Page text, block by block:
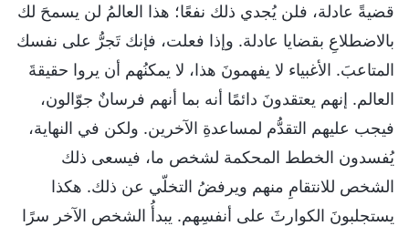
قضيةً عادلة، فلن يُجدي ذلك نفعًا؛ هذا العالمُ لن يسمحَ لك
بالاضطلاعِ بقضايا عادلة. وإذا فعلت، فإنك تَجرُّ على نفسك
المتاعبَ. الأغبياء لا يفهمونَ هذا، لا يمكنُهم أن يروا حقيقةَ
العالم. إنهم يعتقدونَ دائمًا أنه بما أنهم فرسانٌ جوّالون،
فيجب عليهم التقدُّم لمساعدةِ الآخرين. ولكن في النهاية،
يُفسدون الخطط المحكمة لشخص ما، فيسعى ذلك
الشخص للانتقامِ منهم ويرفضُ التخلّي عن ذلك. هكذا
يستجلبونَ الكوارثَ على أنفسِهم. يبدأُ الشخص الآخر سرًا